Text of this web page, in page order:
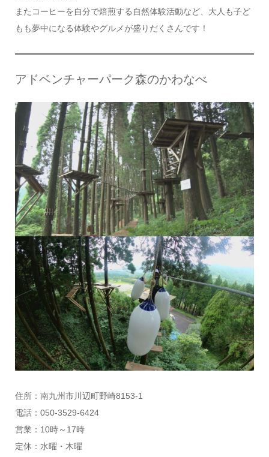
またコーヒーを自分で焙煎する自然体験活動など、大人も子ど
もも夢中になる体験やグルメが盛りだくさんです！
アドベンチャーパーク森のかわなべ
住所：南九州市川辺町野崎8153-1
電話：050-3529-6424
営業：10時～17時
定休：水曜・木曜